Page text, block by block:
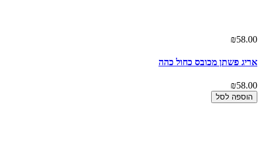
₪58.00
אריג פשתן מכובס כחול כהה
₪58.00
הוספה לסל